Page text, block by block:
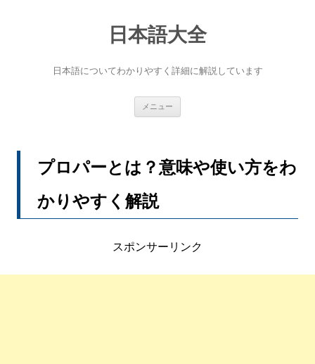
日本語大全
日本語についてわかりやすく詳細に解説しています
メニュー
プロパーとは？意味や使い方をわ
かりやすく解説
スポンサーリンク